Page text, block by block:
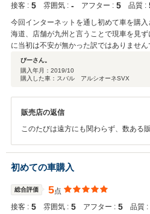
予め情報をこちらに教えて頂いて欲しかっ
接客 : 5 雰囲気 : ‐ アフター : 5 品質 :
今回インターネットを通し初めて車を購
海道、店舗が九州と言うことで現車を見
に当初は不安が無かった訳ではありませ
様のYOUTUBE動画などでも車両の状態
どを通し確認出来るため100%ではなくと
能であったと思っております。 また納車前の最終チェックも細かく実施され
り前に感じてしまう部分でもありますが
であったり、箇所によっては修理出来る
た。 もちろん納車日が延期になることで
笑笑 実際、届いた車も年式相応な箇所はありますが、想像していた以上に仕
上がりも良く快適に走らせることが出来、毎日
りましたが、大変満足できる今回のアル
た車を購入する機会があるようであればカ
びーさん。
購入年月： 2019/10
購入した車：スバル アルシオーネSVX
販売店の返信
このたびは遠方にも関わらず、数ある
備に際してかなりお時間を頂戴してし
もありが不安もあったかと思います。
お詫び申し上げます。 古い車の場合、
準が曖昧になりやすく、到着まで弊社
が、ご満足いただけたようでホッとし
お困りのことがございましたら、お気
初めての車購入
総合評価 5点
接客 : 5 雰囲気 : 5 アフター : 5 品質 :